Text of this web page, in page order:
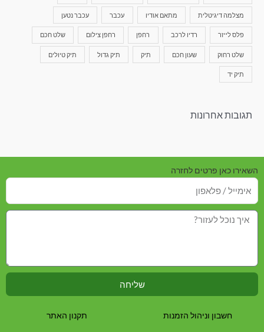
מצלמה דיגיטלית מתאם אודיו עכבר עכבר נטען
פלס לייזר רדיו לרכב רחפן רחפן צילום שלט חכם
שלט רחוק שעון חכם תיק תיק גדול תיק טיולים
תיק יד
תגובות אחרונות
השאירו כאן פרטים לחזרה
שליחה
חשבון וניהול הזמנות תקנון האתר